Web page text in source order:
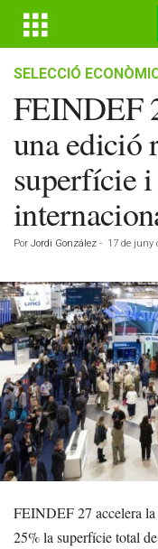
SELECCIÓ
FEINDEF
una edició
superfície
Por Jordi González - 17 de juny
FEINDEF 27 accelera
25% la superfície total